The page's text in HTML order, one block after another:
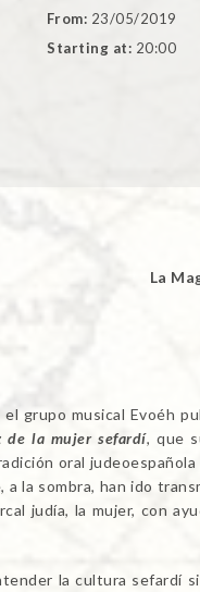
From: 23/05/2019
Starting at: 20:00
La
el grupo musical Evoéh
de la mujer sefardí, que
oral
a la sombra, han ido
judía, la mujer, con
la cultura sefardí